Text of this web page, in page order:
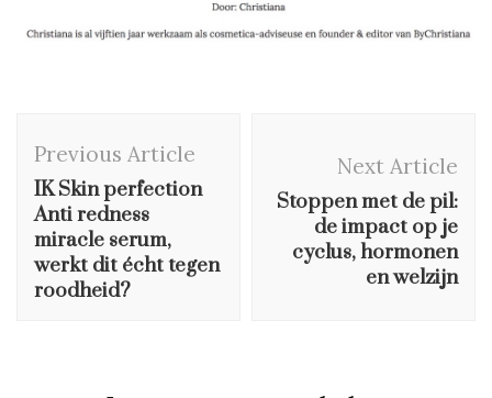
Navigation
Previous Article
IK Skin perfection
Anti redness
miracle serum,
werkt dit écht tegen
roodheid?
Next Article
Stoppen met de pil:
de impact op je
cyclus, hormonen
en welzijn